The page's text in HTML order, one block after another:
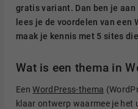
gratis variant. Dan ben je
lees je de voordelen van een
maak je kennis met 5 sites
Wat is een thema in
EenWordPress-thema
klaar ontwerp waarmee je het